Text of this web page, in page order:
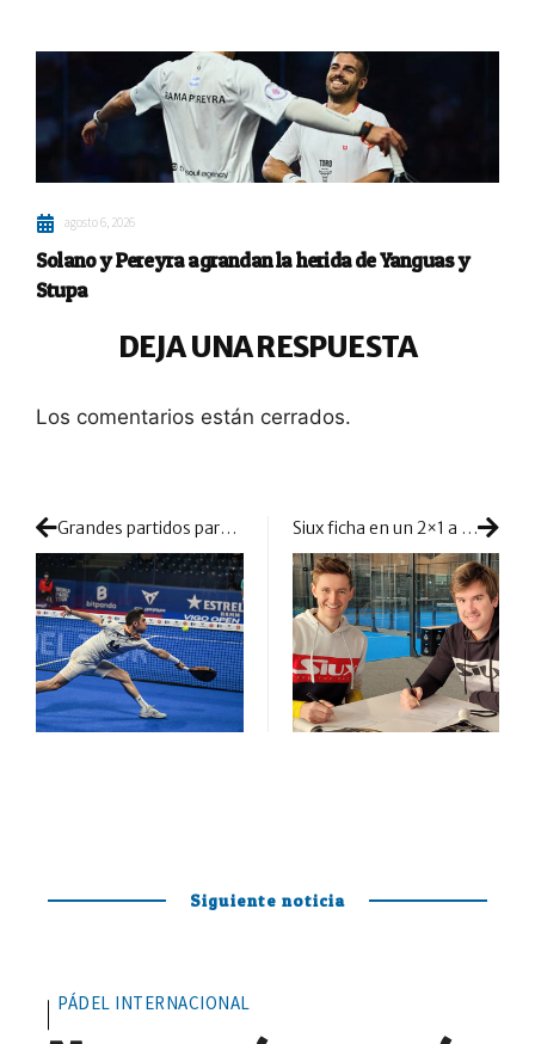
agosto 6, 2026
Solano y Pereyra agrandan la herida de Yanguas y
Stupa
DEJA UNA RESPUESTA
Los comentarios están cerrados.
Grandes partidos para iniciar el cuadro final en medio de la marejada Siux ficha en un 2×1 a la élite de Alemania
Siguiente noticia
PÁDEL INTERNACIONAL